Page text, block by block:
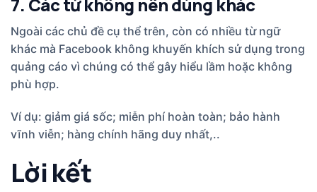
7. Các từ không nên dùng khác
Ngoài các chủ đề cụ thể trên, còn có nhiều từ ngữ
khác mà Facebook không khuyến khích sử dụng trong
quảng cáo vì chúng có thể gây hiểu lầm hoặc không
phù hợp.
Ví dụ: giảm giá sốc; miễn phí hoàn toàn; bảo hành
vĩnh viễn; hàng chính hãng duy nhất,..
Lời kết